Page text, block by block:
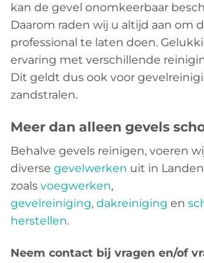
kan de gevel onomkeerbaar
Daarom raden wij u altijd aan om
professional te laten doen.
ervaring met verschillende
Dit geldt dus ook voor
zandstralen.
Meer dan alleen gevels
Behalve gevels reinigen, voeren
diverse gevelwerken uit in
zoals voegwerken,
gevelreiniging, dakreiniging en
herstellen.
Neem contact bij vragen en/of